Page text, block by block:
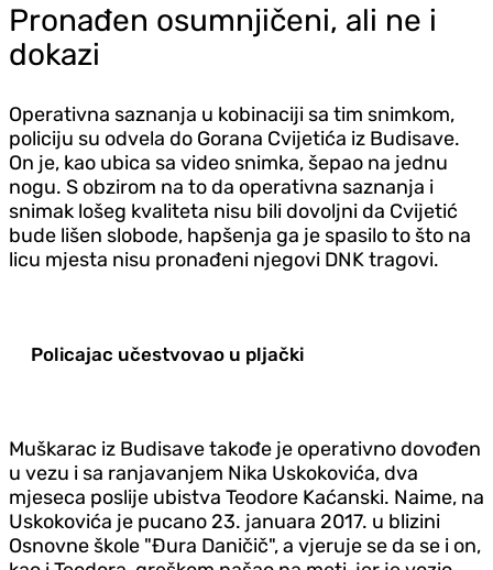
Pronađen osumnjičeni, ali ne i
dokazi
Operativna saznanja u kobinaciji sa tim snimkom,
policiju su odvela do Gorana Cvijetića iz Budisave.
On je, kao ubica sa video snimka, šepao na jednu
nogu. S obzirom na to da operativna saznanja i
snimak lošeg kvaliteta nisu bili dovoljni da Cvijetić
bude lišen slobode, hapšenja ga je spasilo to što na
licu mjesta nisu pronađeni njegovi DNK tragovi.
Policajac učestvovao u pljački
Muškarac iz Budisave takođe je operativno dovođen
u vezu i sa ranjavanjem Nika Uskokovića, dva
mjeseca poslije ubistva Teodore Kaćanski. Naime, na
Uskokovića je pucano 23. januara 2017. u blizini
Osnovne škole "Đura Daničič", a vjeruje se da se i on,